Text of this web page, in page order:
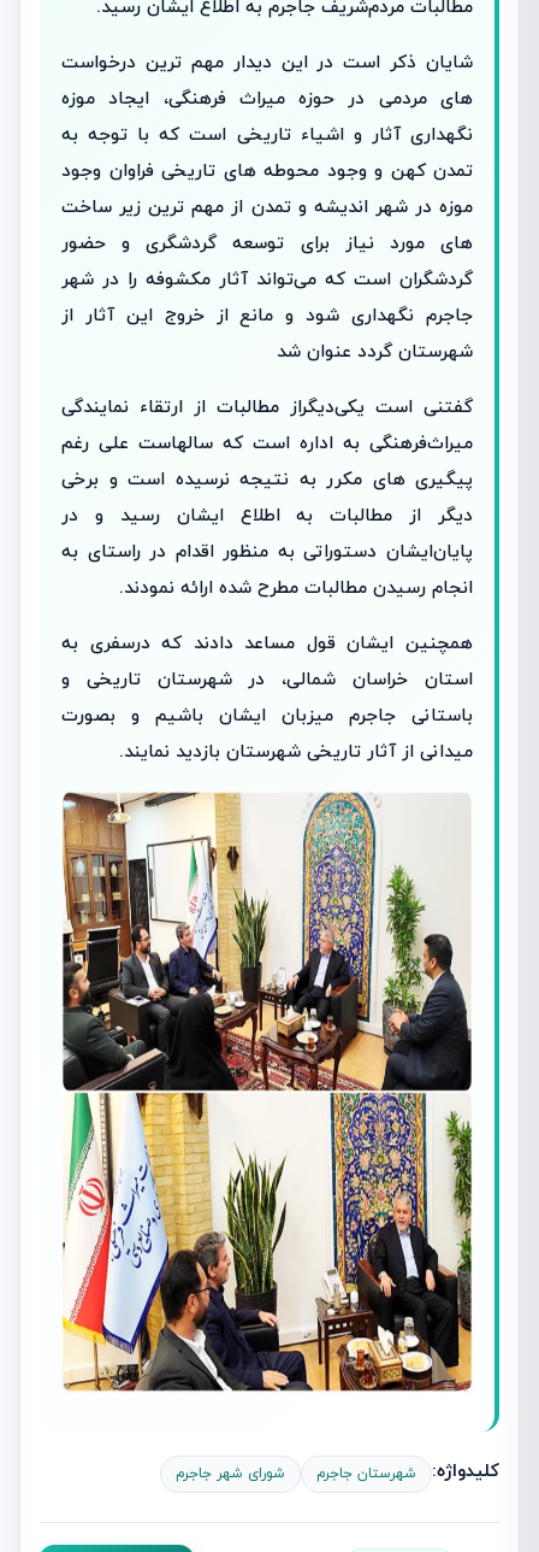
مطالبات مردم‌شریف جاجرم به اطلاع ایشان رسید.
شایان ذکر است در این دیدار مهم ترین درخواست
های مردمی در حوزه میراث فرهنگی، ایجاد موزه
نگهداری آثار و اشیاء تاریخی است که با توجه به
تمدن کهن و وجود محوطه های تاریخی فراوان وجود
موزه در شهر اندیشه و تمدن از مهم ترین زیر ساخت
های مورد نیاز برای توسعه گردشگری و حضور
گردشگران است که می‌تواند آثار مکشوفه را در شهر
جاجرم نگهداری شود و مانع از خروج این آثار از
شهرستان گردد عنوان شد
گفتنی است یکی‌دیگر‌از مطالبات از ارتقاء نمایندگی
میراث‌فرهنگی به اداره است که سالهاست علی رغم
پیگیری های مکرر به نتیجه نرسیده است ‌و برخی
دیگر از مطالبات به اطلاع ایشان رسید و در
پایان‌ایشان دستوراتی به منظور اقدام در راستای به
انجام رسیدن مطالبات مطرح شده ارائه نمودند.
همچنین ایشان قول مساعد دادند که در‌سفری به
استان خراسان شمالی، در شهرستان تاریخی و
باستانی جاجرم میزبان ایشان باشیم و بصورت
میدانی از آثار تاریخی شهرستان بازدید نمایند.
کلیدواژه: شهرستان جاجرم شورای شهر جاجرم